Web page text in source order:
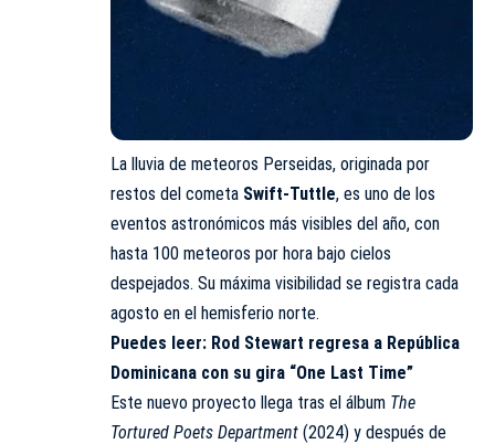
La lluvia de meteoros Perseidas, originada por
restos del cometa Swift-Tuttle, es uno de los
eventos astronómicos más visibles del año, con
hasta 100 meteoros por hora bajo cielos
despejados. Su máxima visibilidad se registra cada
agosto en el hemisferio norte.
Puedes leer: Rod Stewart regresa a República
Dominicana con su gira “One Last Time”
Este nuevo proyecto llega tras el álbum The
Tortured Poets Department (2024) y después de